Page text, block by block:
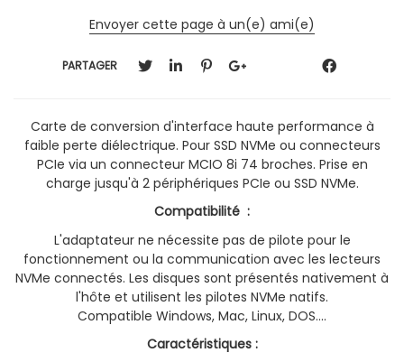
Envoyer cette page à un(e) ami(e)
PARTAGER
Carte de conversion d'interface haute performance à
faible perte diélectrique. Pour SSD NVMe ou connecteurs
PCIe via un connecteur MCIO 8i 74 broches. Prise en
charge jusqu'à 2 périphériques PCIe ou SSD NVMe.
Compatibilité :
L'adaptateur ne nécessite pas de pilote pour le
fonctionnement ou la communication avec les lecteurs
NVMe connectés. Les disques sont présentés nativement à
l'hôte et utilisent les pilotes NVMe natifs.
Compatible Windows, Mac, Linux, DOS....
Caractéristiques :